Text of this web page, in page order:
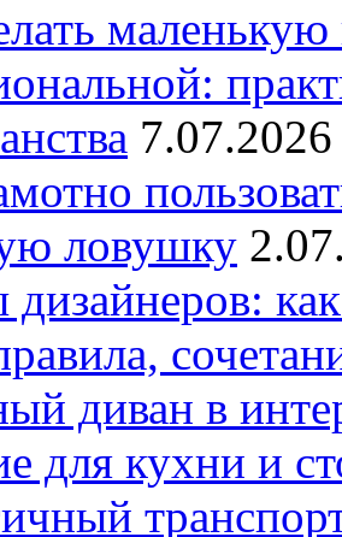
ловушку
диван в
для кухни и